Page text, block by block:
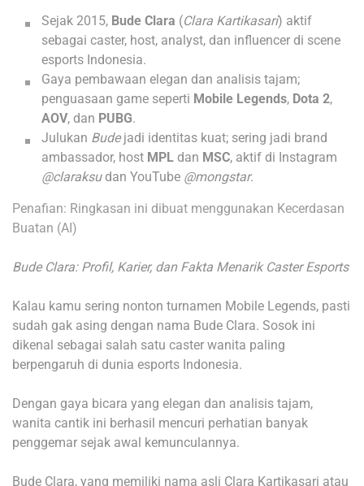
Sejak 2015, Bude Clara (Clara Kartikasari) aktif
sebagai caster, host, analyst, dan influencer di scene
esports Indonesia.
Gaya pembawaan elegan dan analisis tajam;
penguasaan game seperti Mobile Legends, Dota 2,
AOV, dan PUBG.
Julukan Budejadi identitas kuat; sering jadi brand
ambassador, host MPL dan MSC, aktif di Instagram
@claraksudan YouTube @mongstar.
Penafian: Ringkasan ini dibuat menggunakan Kecerdasan
Buatan (AI)
Bude Clara: Profil, Karier, dan Fakta Menarik Caster Esports
Kalau kamu sering nonton turnamen Mobile Legends, pasti
sudah gak asing dengan nama Bude Clara. Sosok ini
dikenal sebagai salah satu caster wanita paling
berpengaruh di dunia esports Indonesia.
Dengan gaya bicara yang elegan dan analisis tajam,
wanita cantik ini berhasil mencuri perhatian banyak
penggemar sejak awal kemunculannya.
Bude Clara, yang memiliki nama asli Clara Kartikasari atau